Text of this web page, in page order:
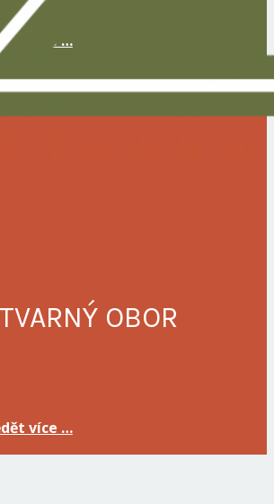
souborech
více …
OBOR
více …